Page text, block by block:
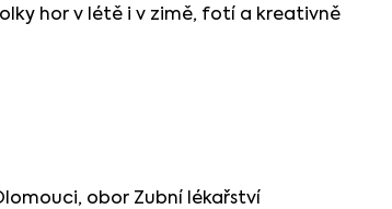
hor v létě i v zimě, fotí a kreativně
obor Zubní lékařství